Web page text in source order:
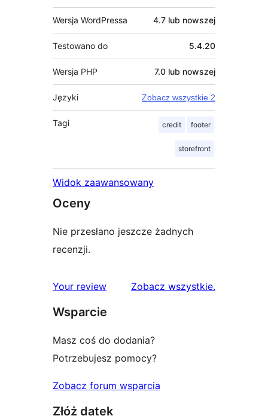
Wersja WordPressa 4.7 lub nowszej
Testowano do 5.4.20
Wersja PHP 7.0 lub nowszej
Języki Zobacz wszystkie 2
Tagi credit footer
storefront
Widok zaawansowany
Oceny
Nie przesłano jeszcze żadnych
recenzji.
Your review Zobacz wszystkierecenzje
.
Wsparcie
Masz coś do dodania?
Potrzebujesz pomocy?
Zobacz forum wsparcia
Złóż datek